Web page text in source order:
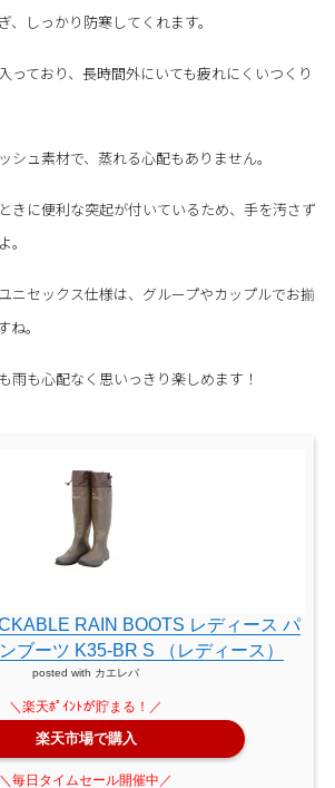
しっかり防寒してくれます。
っており、長時間外にいても疲れにくいつくり
シュ素材で、蒸れる心配もありません。
きに便利な突起が付いているため、手を汚さず
ニセックス仕様は、グループやカップルでお揃
。
雨も心配なく思いっきり楽しめます！
RAIN BOOTS レディース パ
ブーツ K35-BR S （レディース）
posted with カエレバ
楽天市場で購入